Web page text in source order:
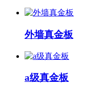
外墙真金板
a级真金板